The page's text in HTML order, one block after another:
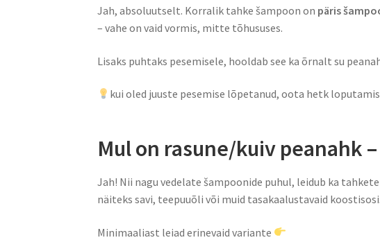
Jah, absoluutselt. Korralik tahke šampoon on päris
– vahe on vaid vormis, mitte tõhususes.
Lisaks puhtaks pesemisele, hooldab see ka õrnalt su
kui oled juuste pesemise lõpetanud, oota hetk
Mul on rasune/kuiv peanahk
Jah! Nii nagu vedelate šampoonide puhul, leidub ka
näiteks savi, teepuuõli või muid tasakaalustavaid koostisosi.
Minimaaliast leiad erinevaid variante